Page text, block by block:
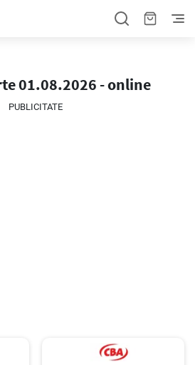
01.08.2026 - online
PUBLICITATE